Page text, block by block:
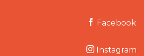
Facebook
Instagram